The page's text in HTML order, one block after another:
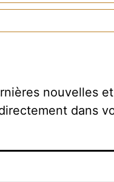
nouvelles
dans